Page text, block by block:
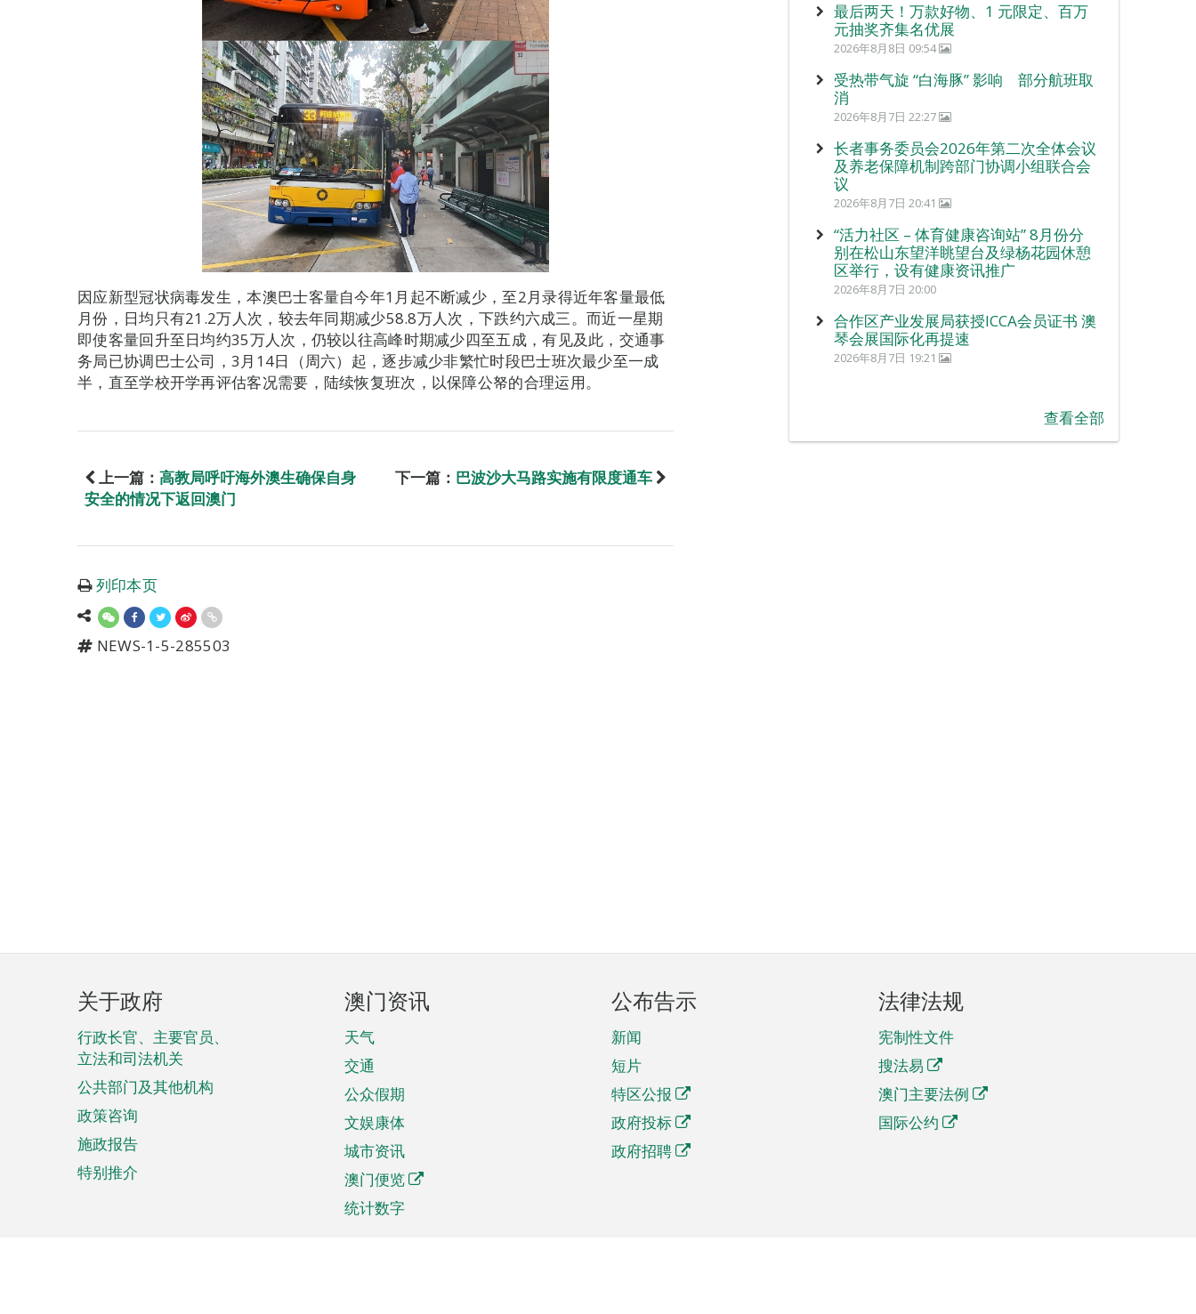
因应新型冠状病毒发生，本澳巴士客量自今年1月起不断减少，至2月录得近年客量最低
月份，日均只有21.2万人次，较去年同期减少58.8万人次，下跌约六成三。而近一星期
即使客量回升至日均约35万人次，仍较以往高峰时期减少四至五成，有见及此，交通事
务局已协调巴士公司，3月14日（周六）起，逐步减少非繁忙时段巴士班次最少至一成
半，直至学校开学再评估客况需要，陆续恢复班次，以保障公帑的合理运用。
上一篇： 高教局呼吁海外澳生确保自身
安全的情况下返回澳门
下一篇： 巴波沙大马路实施有限度通车
列印本页
NEWS-1-5-285503
最后两天！万款好物、1 元限定、百万
元抽奖齐集名优展
2026年8月8日 09:54
受热带气旋 “白海豚” 影响 部分航班取
消
2026年8月7日 22:27
长者事务委员会2026年第二次全体会议
及养老保障机制跨部门协调小组联合会
议
2026年8月7日 20:41
“活力社区 – 体育健康咨询站” 8月份分
别在松山东望洋眺望台及绿杨花园休憩
区举行，设有健康资讯推广
2026年8月7日 20:00
合作区产业发展局获授ICCA会员证书 澳
琴会展国际化再提速
2026年8月7日 19:21
查看全部
页
脚
菜
单
关于政府
行政长官、主要官员、
立法和司法机关
公共部门及其他机构
政策咨询
施政报告
特别推介
澳门资讯
天气
交通
公众假期
文娱康体
城市资讯
澳门便览
统计数字
公布告示
新闻
短片
特区公报
政府投标
政府招聘
法律法规
宪制性文件
搜法易
澳门主要法例
国际公约